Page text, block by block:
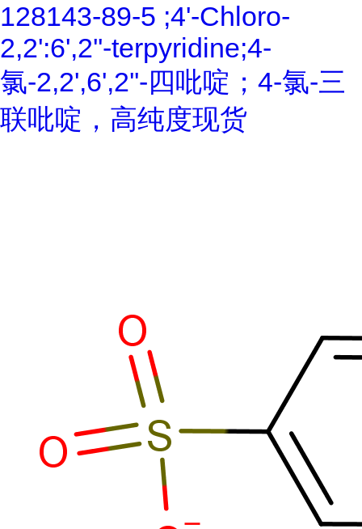
128143-89-5 ;4'-Chloro-
2,2':6',2''-terpyridine;4-
氯-2,2',6',2''-四吡啶；4-氯-三
联吡啶，高纯度现货